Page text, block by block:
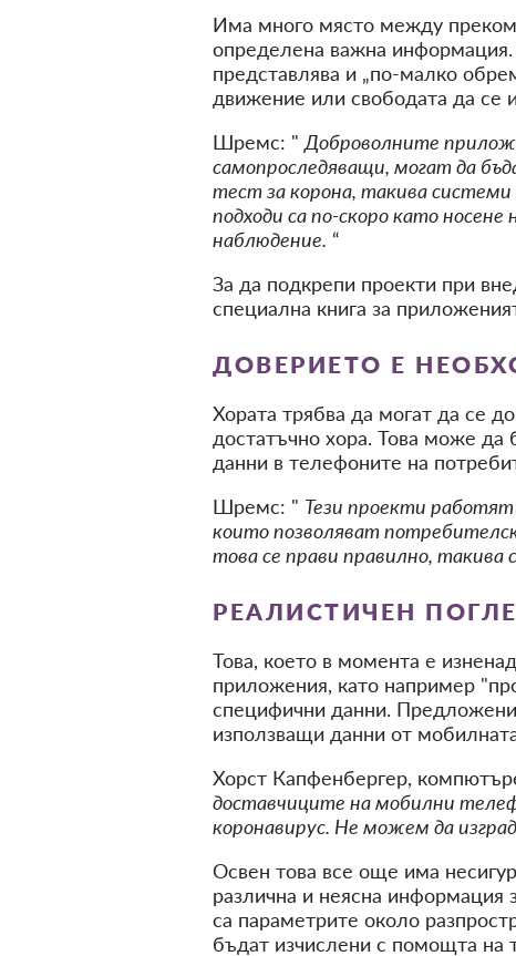
Има много място между
определена важна
представлява и „по-малко
движение или свободата да се
Шремс: " Доброволните
самопроследяващи, могат да
тест за корона, такива
подходи са по-скоро като
наблюдение. “
За да подкрепи проекти при
специална книга за
ДОВЕРИЕТО Е
Хората трябва да могат да се
достатъчно хора. Това може да
данни в телефоните на
Шремс: " Тези проекти
които позволяват
това се прави правилно,
РЕАЛИСТИЧЕН
Това, което в момента е
приложения, като например
специфични данни.
използващи данни от
Хорст Капфенбергер,
доставчиците на мобилни
коронавирус. Не можем да
Освен това все още има
различна и неясна информация
са параметрите около
бъдат изчислени с помощта на